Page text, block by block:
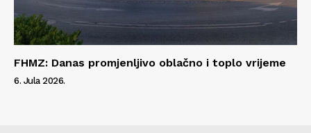
FHMZ: Danas promjenljivo oblačno i toplo vrijeme
6. Jula 2026.